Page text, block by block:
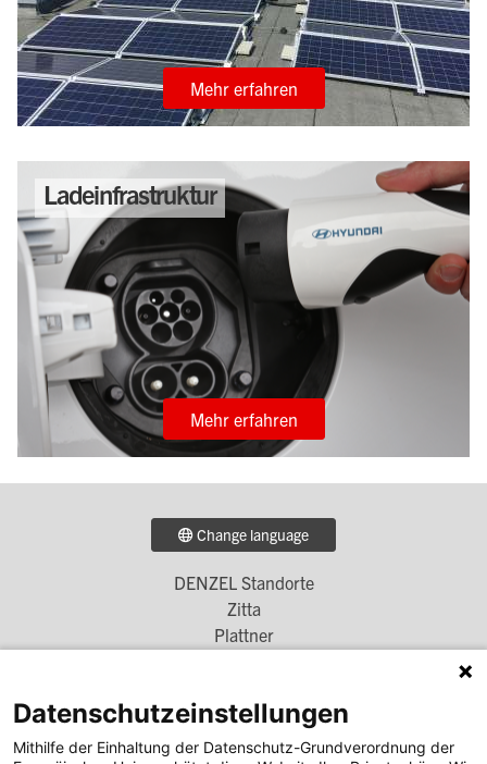
Mehr erfahren
Ladeinfrastruktur
Mehr erfahren
Change language
Menü
DENZEL Standorte
Zitta
Plattner
Unterberger Denzel
Höglinger Denzel
Datenschutzeinstellungen
Mithilfe der Einhaltung der Datenschutz-Grundverordnung der